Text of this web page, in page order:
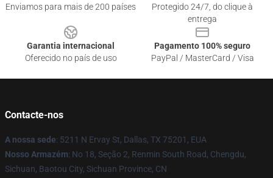
Enviamos para mais de 200 países
Protegido 24/7, do clique à
entrega
Garantia internacional
Oferecido no país de uso
Pagamento 100% seguro
PayPal / MasterCard / Visa
Contacte-nos
A nossa sede: 5211 N Ervay St, Dallas, TX 75201, EUA
Nosso Armazém: No 18, Seção 2, Renmin South Road, Chengdu,
Sichuan, Baotou City, Sichuan Province, CN